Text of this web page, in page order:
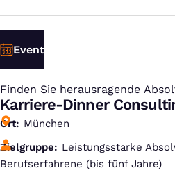
Event
Finden Sie herausragende
Berufserfahrene im Consulting
:
Karriere-Dinner
Ort
München
Zielgruppe
Leistungsstarke
Berufserfahrene (bis fünf Jahre)